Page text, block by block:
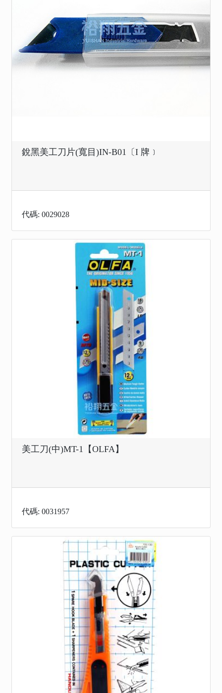
銳黑美工刀片(寬目)IN-B01〔I 牌﹞
代碼: 0029028
美工刀(中)MT-1【OLFA】
代碼: 0031957